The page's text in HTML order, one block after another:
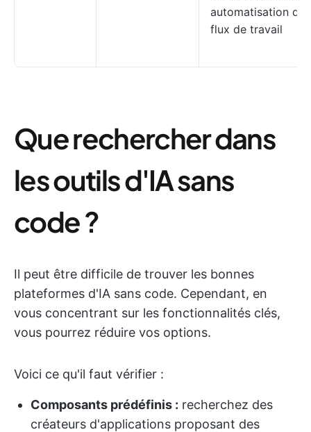
automatisation des
flux de travail
Que rechercher dans
les outils d'IA sans
code ?
Il peut être difficile de trouver les bonnes
plateformes d'IA sans code. Cependant, en
vous concentrant sur les fonctionnalités clés,
vous pourrez réduire vos options.
Voici ce qu'il faut vérifier :
Composants prédéfinis : recherchez des
créateurs d'applications proposant des